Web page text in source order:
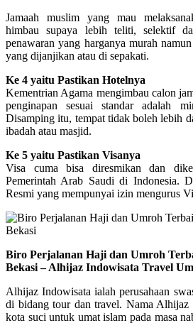
Jamaah muslim yang mau
himbau supaya lebih teliti, selektif
penawaran yang harganya murah
yang dijanjikan atau di sepakati.
Ke 4 yaitu Pastikan Hotelnya
Kementrian Agama mengimbau calon
penginapan sesuai standar adalah
Disamping itu, tempat tidak boleh lebih
ibadah atau masjid.
Ke 5 yaitu Pastikan Visanya
Visa cuma bisa diresmikan dan
Pemerintah Arab Saudi di Indonesia.
Resmi yang mempunyai izin mengurus
Biro Perjalanan Haji dan Umroh
Bekasi – Alhijaz Indowisata Travel
Alhijaz Indowisata ialah perusahaan
di bidang tour dan travel. Nama Alhijaz
kota suci untuk umat islam pada masa